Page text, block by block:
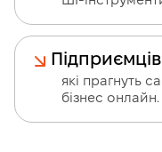
Підприємців
які прагнуть
бізнес онлайн.